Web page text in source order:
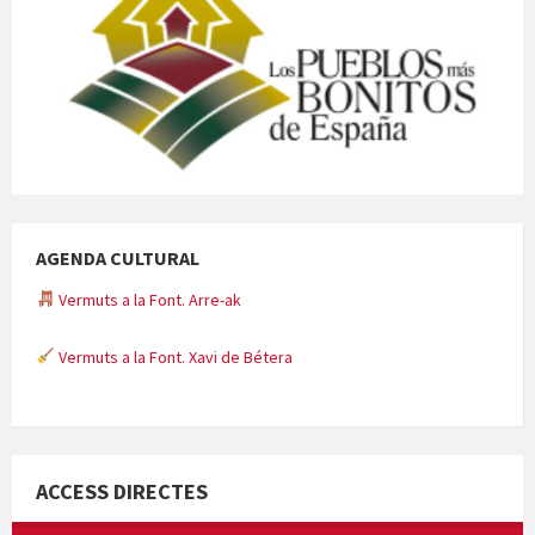
AGENDA CULTURAL
Vermuts a la Font. Arre-ak
Vermuts a la Font. Xavi de Bétera
ACCESS DIRECTES